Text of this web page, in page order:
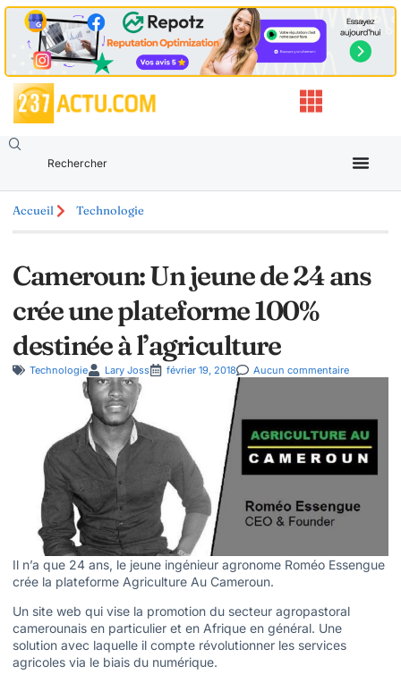
Accueil Technologie
Cameroun: Un jeune de 24 ans
crée une plateforme 100%
destinée à l’agriculture
Technologie Lary Joss février 19, 2018 Aucun commentaire
Il n’a que 24 ans, le jeune ingénieur agronome Roméo Essengue
crée la plateforme Agriculture Au Cameroun.
Un site web qui vise la promotion du secteur agropastoral
camerounais en particulier et en Afrique en général. Une
solution avec laquelle il compte révolutionner les services
agricoles via le biais du numérique.